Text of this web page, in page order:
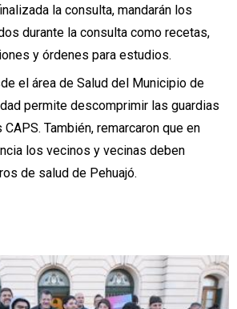
la consulta, mandarán los
durante la consulta como recetas,
y órdenes para estudios.
el área de Salud del Municipio de
permite descomprimir las guardias
También, remarcaron que en
los vecinos y vecinas deben
de salud de Pehuajó.